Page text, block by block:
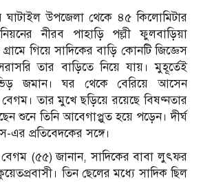
ঘাটাইল উপজেলা থেকে ৪৫ কিলোমিটার
নীরব পাহাড়ি পল্লী ফুলবাড়িয়া
গিয়ে সাদিকের বাড়ি কোনটি জিজ্ঞেস
তার বাড়িতে নিয়ে যায়। মুহূর্তেই
জমান। ঘর থেকে বেরিয়ে আসেন
তার মুখে ছড়িয়ে রয়েছে বিষণ্নতার
শুনে তিনি আবেগাপ্লুত হয়ে পড়েন। দীর্ঘ
প্রতিবেদকের সঙ্গে।
বেগম (৫৫) জানান, সাদিকের বাবা লুৎফর
তিন ছেলের মধ্যে সাদিক ছিল